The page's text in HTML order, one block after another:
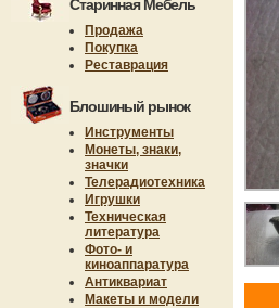
Старинная Мебель
Продажа
Покупка
Реставрация
Блошиный рынок
Инструменты
Монеты, знаки,
значки
Телерадиотехника
Игрушки
Техническая
литература
Фото- и
киноаппаратура
Антиквариат
Макеты и модели